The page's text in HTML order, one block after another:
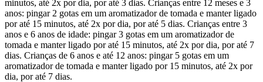
minutos, até 2x por dia, por até 3 dias. Crianças entre 12 meses e 3
anos: pingar 2 gotas em um aromatizador de tomada e manter ligado
por até 15 minutos, até 2x por dia, por até 5 dias. Crianças entre 3
anos e 6 anos de idade: pingar 3 gotas em um aromatizador de
tomada e manter ligado por até 15 minutos, até 2x por dia, por até 7
dias. Crianças de 6 anos e até 12 anos: pingar 5 gotas em um
aromatizador de tomada e manter ligado por 15 minutos, até 2x por
dia, por até 7 dias.